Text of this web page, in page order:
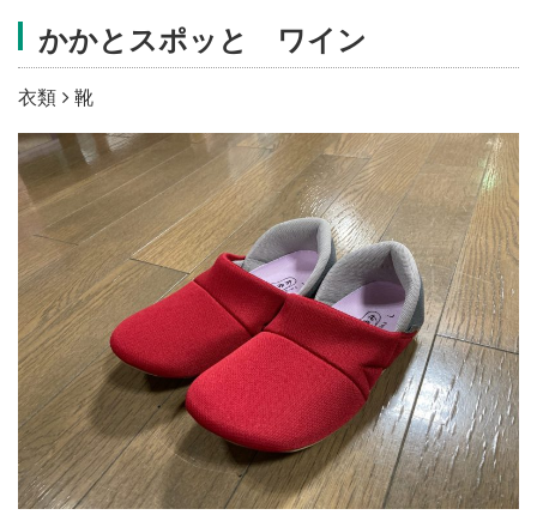
アクセス
かかとスポッと ワイン
衣類 靴